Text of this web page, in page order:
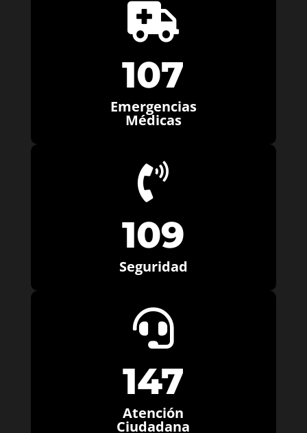

107
Emergencias
Médicas

109
Seguridad

147
Atención
Ciudadana